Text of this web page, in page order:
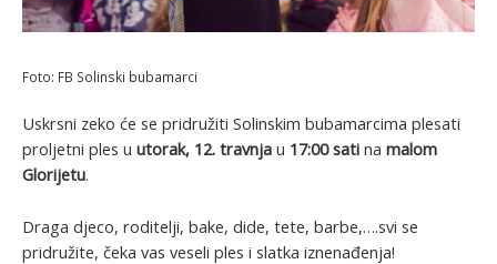
Foto: FB Solinski bubamarci
Uskrsni zeko će se pridružiti Solinskim bubamarcima plesati
proljetni ples u utorak, 12. travnja u 17:00 sati na malom
Glorijetu.
Draga djeco, roditelji, bake, dide, tete, barbe,….svi se
pridružite, čeka vas veseli ples i slatka iznenađenja!